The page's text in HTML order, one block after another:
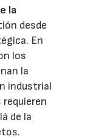
la
desde
En
los
la
industrial
de la